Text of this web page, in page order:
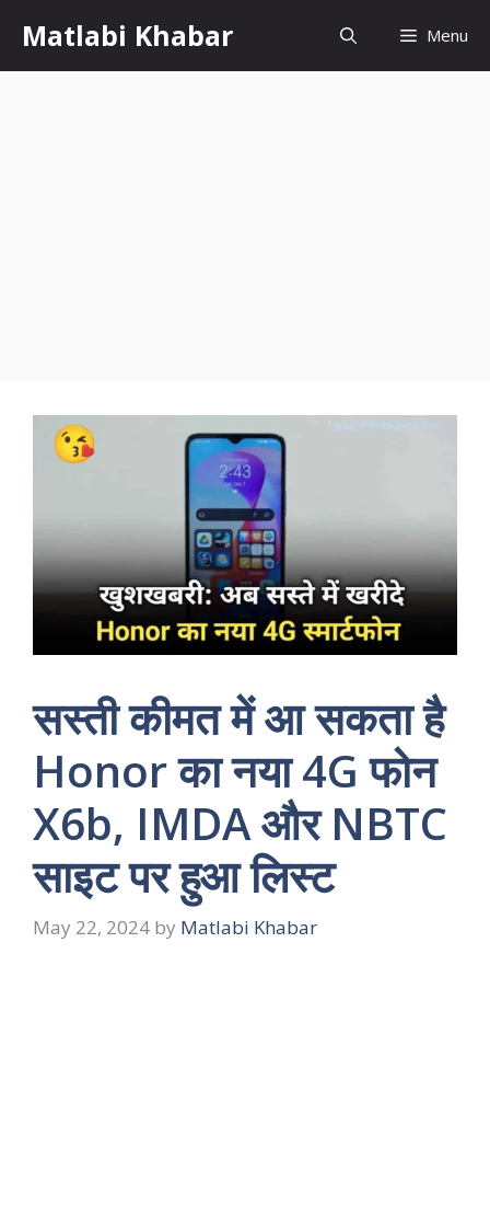
content
Matlabi Khabar Menu
सस्ती कीमत में आ सकता है
Honor का नया 4G फोन
X6b, IMDA और NBTC
साइट पर हुआ लिस्ट
May 22, 2024 by Matlabi Khabar